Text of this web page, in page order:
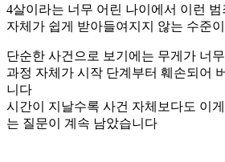
4살이라는 너무 어린 나이에서 이런
자체가 쉽게 받아들여지지 않는 수준
단순한 사건으로 보기에는 무게가 너
과정 자체가 시작 단계부터 훼손되어
니다
시간이 지날수록 사건 자체보다도 이
는 질문이 계속 남았습니다